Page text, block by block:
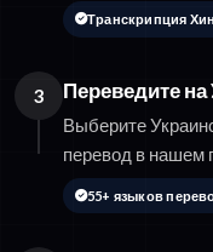
Транскрипция
3 Переведите
Выберите
перевод в нашем
55+ языков